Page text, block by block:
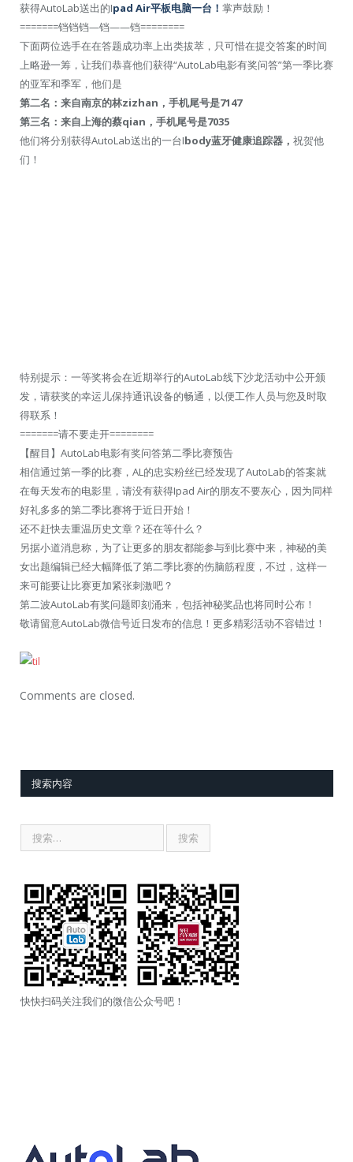
获得AutoLab送出的Ipad Air平板电脑一台！ 掌声鼓励！
=======铛铛铛—铛——铛========
下面两位选手在在答题成功率上出类拔萃，只可惜在提交答案的时间
上略逊一筹，让我们恭喜他们获得“AutoLab电影有奖问答”第一季比赛
的亚军和季军，他们是
第二名：来自南京的林zizhan，手机尾号是7147
第三名：来自上海的蔡qian，手机尾号是7035
他们将分别获得AutoLab送出的一台Ibody蓝牙健康追踪器， 祝贺他
们！
特别提示：一等奖将会在近期举行的AutoLab线下沙龙活动中公开颁
发，请获奖的幸运儿保持通讯设备的畅通，以便工作人员与您及时取
得联系！
=======请不要走开========
【醒目】AutoLab电影有奖问答第二季比赛预告
相信通过第一季的比赛，AL的忠实粉丝已经发现了AutoLab的答案就
在每天发布的电影里，请没有获得Ipad Air的朋友不要灰心，因为同样
好礼多多的第二季比赛将于近日开始！
还不赶快去重温历史文章？还在等什么？
另据小道消息称，为了让更多的朋友都能参与到比赛中来，神秘的美
女出题编辑已经大幅降低了第二季比赛的伤脑筋程度，不过，这样一
来可能要让比赛更加紧张刺激吧？
第二波AutoLab有奖问题即刻涌来，包括神秘奖品也将同时公布！
敬请留意AutoLab微信号近日发布的信息！更多精彩活动不容错过！
Comments are closed.
搜索内容
快快扫码关注我们的微信公众号吧！